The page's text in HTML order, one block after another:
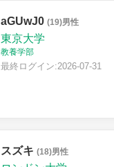
aGUwJ0 (19)男性
東京大学
教養学部
最終ログイン:2026-07-31
スズキ (18)男性